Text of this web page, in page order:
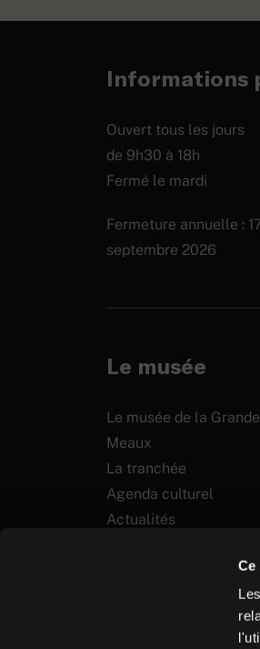
Ce
troupe, 2e
Informations
Ouvert tous les jours
de 9h30 à 18h
Fermé le mardi
Fermeture annuelle :
septembre 2026
Le musée
Le musée de la
Meaux
La tranchée
Agenda culturel
Actualités